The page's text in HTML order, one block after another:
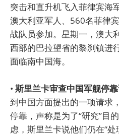
突击和直升机飞入菲律宾海
澳大利亚军人、560名菲律
战队员参加。星期一，澳大
西部的巴拉望省的黎刹镇进
面临南中国海。
• 斯里兰卡审查中国军舰停
到中国方面提出的一项请求
停靠，声称是为了“研究”目
虑，斯里兰卡说他们仍在“